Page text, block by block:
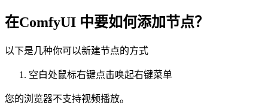
在ComfyUI 中要如何添加节点？
以下是几种你可以新建节点的方式
空白处鼠标右键点击唤起右键菜单
您的浏览器不支持视频播放。